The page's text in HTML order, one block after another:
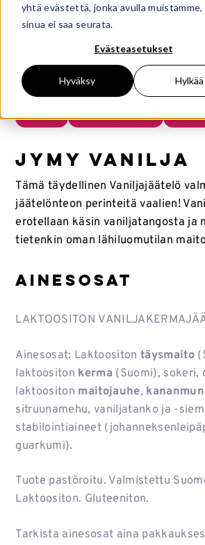
yhtä evästettä, jonka avulla
sinua ei saa seurata.
Evästeasetukset
Hyväksy Hylkää
500ml Gluteenittomat
Jymy Vanilja
Tämä täydellinen Vaniljajäätelö
jäätelönteon perinteitä vaalien!
erotellaan käsin vaniljatangosta ja
tietenkin oman lähiluomutilan
Ainesosat
LAKTOOSITON
Ainesosat: Laktoositon täysmaito
laktoositon kerma (Suomi), sokeri,
laktoositon maitojauhe,
sitruunamehu, vaniljatanko ja -
stabilointiaineet
guarkumi).
Tuote pastöroitu. Valmistettu
Laktoositon. Gluteeniton.
Tarkista ainesosat aina